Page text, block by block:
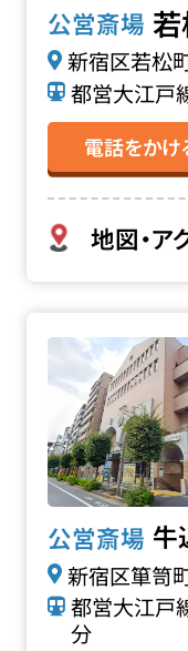
公営斎場
新宿区若松
都営大江戸
電話をかけ
地図・ア
公営斎場 牛
新宿区箪笥
都営大江戸
分